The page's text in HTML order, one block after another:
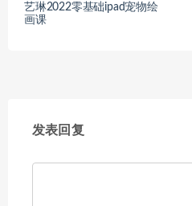
艺琳2022零基础ipad宠物绘
画课
发表回复